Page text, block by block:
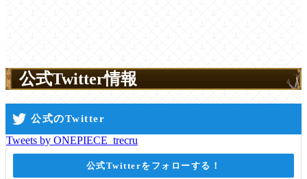
公式Twitter情報
公式のTwitter
Tweets by ONEPIECE_trecru
公式Twitterをフォローする！